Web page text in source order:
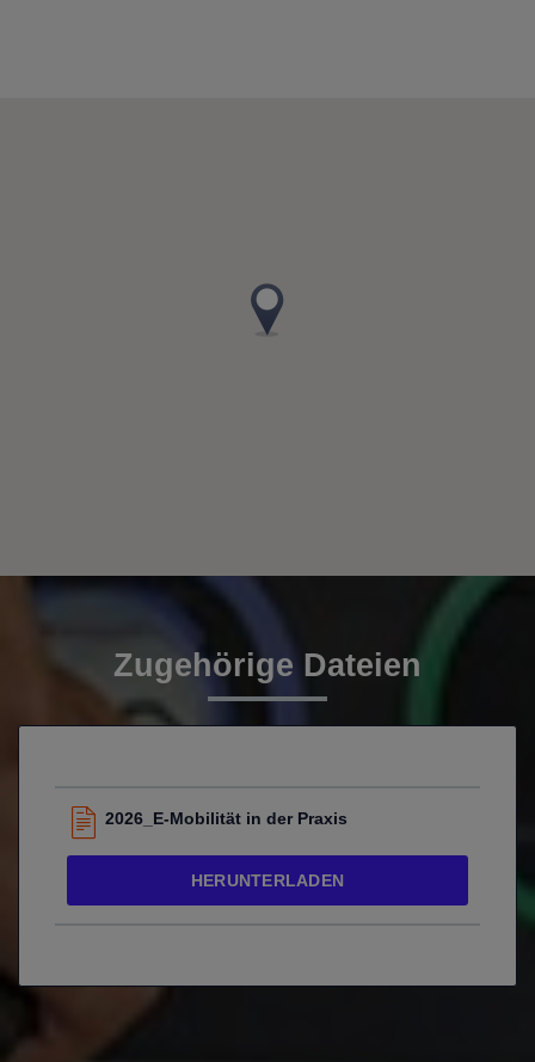
Zugehörige Dateien
2026_E-Mobilität in der Praxis
HERUNTERLADEN